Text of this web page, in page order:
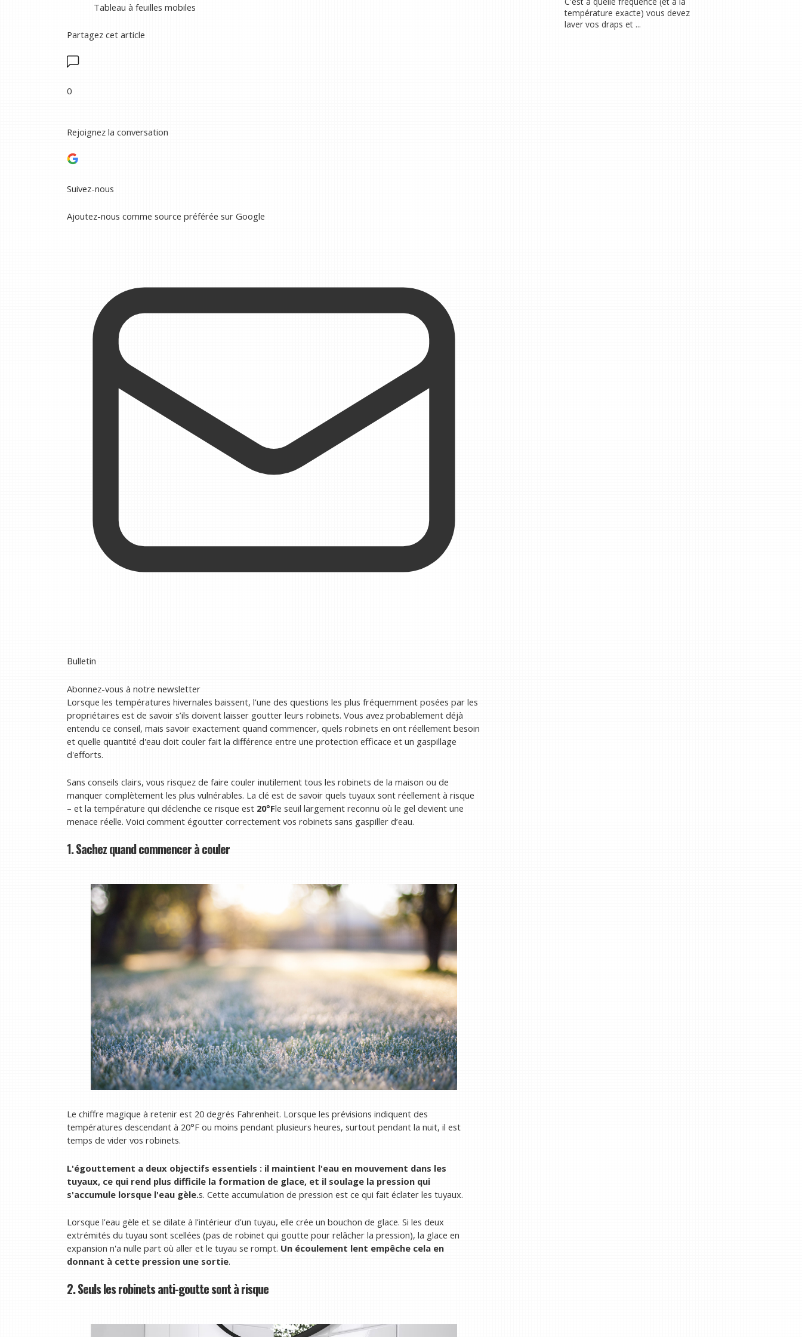
Tableau à feuilles mobiles
Partagez cet article
0
Rejoignez la conversation
Suivez-nous
Ajoutez-nous comme source préférée sur Google
Bulletin
Abonnez-vous à notre newsletter
Lorsque les températures hivernales baissent, l’une des questions les plus fréquemment posées par les
propriétaires est de savoir s’ils doivent laisser goutter leurs robinets. Vous avez probablement déjà
entendu ce conseil, mais savoir exactement quand commencer, quels robinets en ont réellement besoin
et quelle quantité d'eau doit couler fait la différence entre une protection efficace et un gaspillage
d'efforts.
Sans conseils clairs, vous risquez de faire couler inutilement tous les robinets de la maison ou de
manquer complètement les plus vulnérables. La clé est de savoir quels tuyaux sont réellement à risque
– et la température qui déclenche ce risque est 20°Fle seuil largement reconnu où le gel devient une
menace réelle. Voici comment égoutter correctement vos robinets sans gaspiller d’eau.
1. Sachez quand commencer à couler
Le chiffre magique à retenir est 20 degrés Fahrenheit. Lorsque les prévisions indiquent des
températures descendant à 20°F ou moins pendant plusieurs heures, surtout pendant la nuit, il est
temps de vider vos robinets.
L'égouttement a deux objectifs essentiels : il maintient l'eau en mouvement dans les
tuyaux, ce qui rend plus difficile la formation de glace, et il soulage la pression qui
s'accumule lorsque l'eau gèle.s. Cette accumulation de pression est ce qui fait éclater les tuyaux.
Lorsque l’eau gèle et se dilate à l’intérieur d’un tuyau, elle crée un bouchon de glace. Si les deux
extrémités du tuyau sont scellées (pas de robinet qui goutte pour relâcher la pression), la glace en
expansion n'a nulle part où aller et le tuyau se rompt. Un écoulement lent empêche cela en
donnant à cette pression une sortie.
2. Seuls les robinets anti-goutte sont à risque
température exacte) vous devez
laver vos draps et ...